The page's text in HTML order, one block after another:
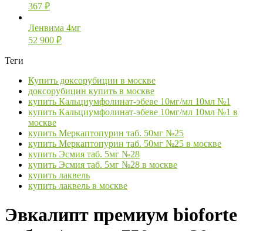
367 ₽
Ленвима 4мг
52 900 ₽
Теги
Купить доксорубицин в москве
доксорубицин купить в москве
купить Кальциумфолинат-эбеве 10мг/мл 10мл №1
купить Кальциумфолинат-эбеве 10мг/мл 10мл №1 в
москве
купить Меркаптопурин таб. 50мг №25
купить Меркаптопурин таб. 50мг №25 в москве
купить Эсмия таб. 5мг №28
купить Эсмия таб. 5мг №28 в москве
купить лаквель
купить лаквель в москве
Эвкалипт премиум bioforte